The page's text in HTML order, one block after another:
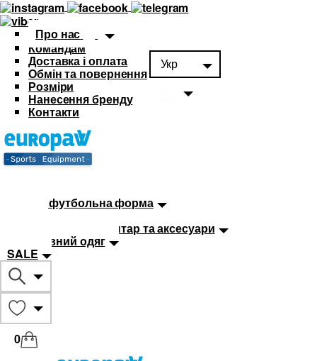
Про нас
Командам
Доставка і оплата
Обмін та повернення
Розміри
Нанесення бренду
Контакти
Укр
Дитяча футбольна форма
Тренувальний інвентар та аксесуари
Спортивний одяг
SALE
0